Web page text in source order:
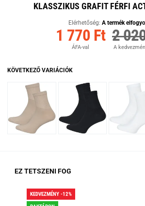
KLASSZIKUS GRAFIT FÉRFI
Elérhetőség: A termék
1 770 Ft
ÁFA-val
2
A
KÖVETKEZŐ VARIÁCIÓK
EZ TETSZENI FOG
KEDVEZMÉNY -12%